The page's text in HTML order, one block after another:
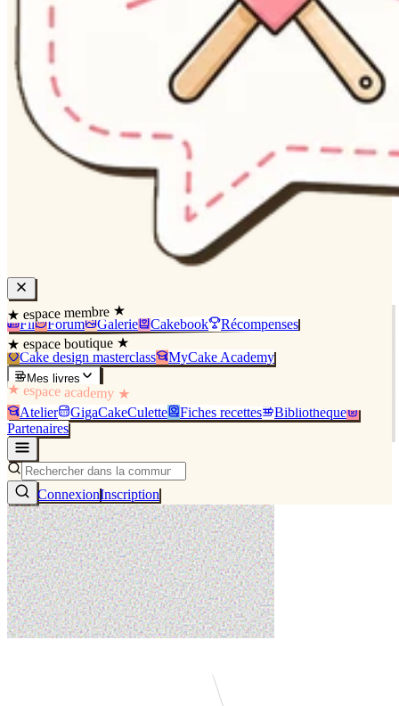
★ espace membre ★
Fil Forum Galerie Cakebook Récompenses
★ espace boutique ★
Cake design masterclass MyCake Academy
Mes livres
★ espace academy ★
Atelier GigaCakeCulette Fiches recettes
Bibliothèque
Partenaires
ConnexionInscription